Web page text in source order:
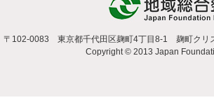
〒102-0083 東京都千代田区麹町4丁目8-1 麹町ク
Copyright © 2013 Japan